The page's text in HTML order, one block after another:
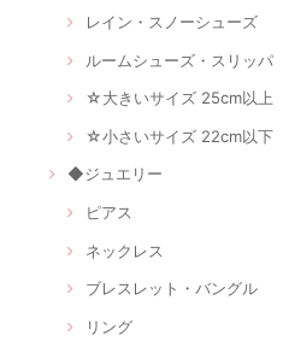
レイン・スノーシューズ
ルームシューズ・スリッパ
☆大きいサイズ 25cm以上
☆小さいサイズ 22cm以下
◆ジュエリー
ピアス
ネックレス
ブレスレット・バングル
リング